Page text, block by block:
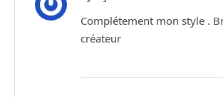
Complétement mon style .
créateur